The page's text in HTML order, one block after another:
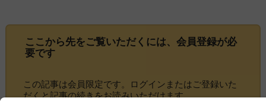
ここから先をご覧いただくには、 会員登録が必
要です
この記事は会員限定です。ログインまたはご登録いた
だくと記事の続きをお読みいただけます。